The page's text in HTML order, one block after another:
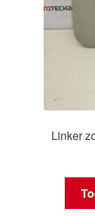
Linker